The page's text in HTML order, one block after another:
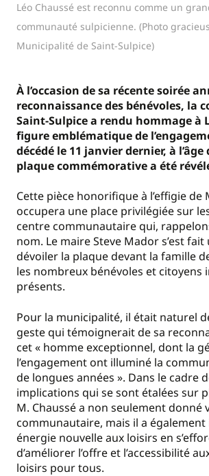
Léo Chaussé est reconnu comme un
communauté sulpicienne. (Photo
Municipalité de Saint-Sulpice)
À l’occasion de sa récente soirée
reconnaissance des bénévoles, la
Saint-Sulpice a rendu hommage à
figure emblématique de
décédé le 11 janvier dernier, à l’âge
plaque commémorative a été
Cette pièce honorifique à l’effigie de
occupera une place privilégiée sur
centre communautaire qui,
nom. Le maire Steve Mador s’est
dévoiler la plaque devant la famille
les nombreux bénévoles et citoyens
présents.
Pour la municipalité, il était naturel
geste qui témoignerait de sa
cet « homme exceptionnel, dont la
l’engagement ont illuminé la
de longues années ». Dans le cadre
implications qui se sont étalées sur
M. Chaussé a non seulement donné
communautaire, mais il a
énergie nouvelle aux loisirs en
d’améliorer l’offre et l’accessibilité
loisirs pour tous.